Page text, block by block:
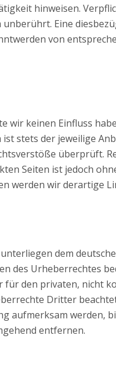
hinweisen.
Eine
von
keinen Einfluss
stets der jeweilige
überprüft.
Seiten ist jedoch
werden wir derartige
dem
des Urheberrechtes
den privaten, nicht
Dritter
aufmerksam werden,
entfernen.